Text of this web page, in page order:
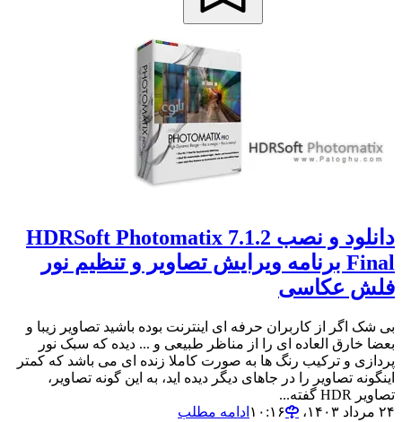
دانلود و نصب HDRSoft Photomatix 7.1.2
Final برنامه ویرایش تصاویر و تنظیم نور
فلش عکاسی
بی شک اگر از کاربران حرفه ای اینترنت بوده باشید تصاویر زیبا و
بعضا خارق العاده ای را از مناظر طبیعی و ... دیده که سبک نور
پردازی و ترکیب رنگ ها به صورت کاملا زنده ای می باشد که کمتر
اینگونه تصاویر را در جاهای دیگر دیده اید، به این گونه تصاویر،
تصاویر HDR گفته...
۲۴ مرداد ۱۴۰۳،‏ ۱۰:۱۶
ادامه مطلب